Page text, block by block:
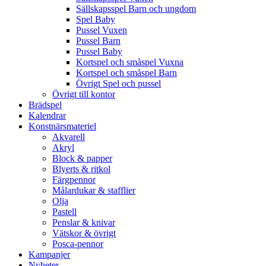
Sällskapsspel Barn och ungdom
Spel Baby
Pussel Vuxen
Pussel Barn
Pussel Baby
Kortspel och småspel Vuxna
Kortspel och småspel Barn
Övrigt Spel och pussel
Övrigt till kontor
Brädspel
Kalendrar
Konstnärsmateriel
Akvarell
Akryl
Block & papper
Blyerts & ritkol
Färgpennor
Målardukar & stafflier
Olja
Pastell
Penslar & knivar
Vätskor & övrigt
Posca-pennor
Kampanjer